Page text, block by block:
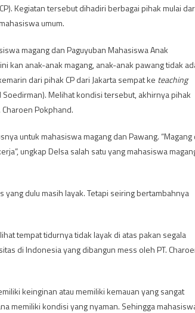
Kegiatan tersebut dihadiri berbagai pihak mulai
umum.
magang dan Paguyuban Mahasiswa Anak
kan anak-anak magang, anak-anak pawang tidak
dari pihak CP dari Jakarta sempat ke teaching
Melihat kondisi tersebut, akhirnya pihak
Charoen Pokphand.
untuk mahasiswa magang dan Pawang. “Magang
ungkap Delsa salah satu yang mahasiswa
dulu masih layak. Tetapi seiring bertambahnya
tempat tidurnya tidak layak di atas pakan segala
di Indonesia yang dibangun mess oleh PT.
keinginan atau memiliki kemauan yang sangat
memiliki kondisi yang nyaman. Sehingga